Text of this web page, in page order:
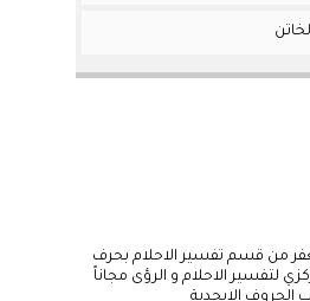
من قسم تفسير الاحلام بحرف
لتفسير الاحلام و الرؤى مجاناً
الابجدية